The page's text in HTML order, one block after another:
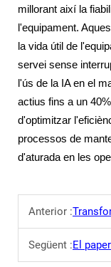
millorant així la
l'equipament.
la vida útil de
servei sense
l'ús de la IA en el
actius fins a un
d'optimitzar
processos de
d'aturada en les
Anterior :
Següent :El paper